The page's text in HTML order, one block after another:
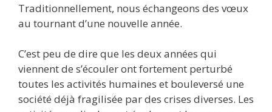
Traditionnellement, nous échangeons des vœux
au tournant d’une nouvelle année.
C’est peu de dire que les deux années qui
viennent de s’écouler ont fortement perturbé
toutes les activités humaines et bouleversé une
société déjà fragilisée par des crises diverses. Les